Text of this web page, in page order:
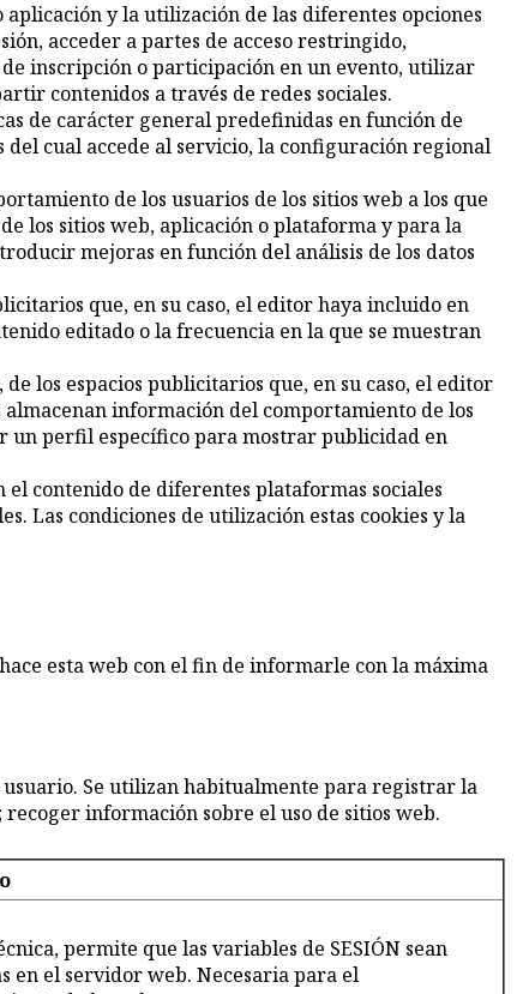
y la utilización de las diferentes opciones
acceder a partes de acceso restringido,
inscripción o participación en un evento, utilizar
contenidos a través de redes sociales.
de carácter general predefinidas en función de
cual accede al servicio, la configuración regional
de los usuarios de los sitios web a los que
los sitios web, aplicación o plataforma y para la
mejoras en función del análisis de los datos
que, en su caso, el editor haya incluido en
editado o la frecuencia en la que se muestran
los espacios publicitarios que, en su caso, el editor
información del comportamiento de los
un perfil específico para mostrar publicidad en
contenido de diferentes plataformas sociales
Las condiciones de utilización estas cookies y la
esta web con el fin de informarle con la máxima
Se utilizan habitualmente para registrar la
información sobre el uso de sitios web.
permite que las variables de SESIÓN sean
en el servidor web. Necesaria para el